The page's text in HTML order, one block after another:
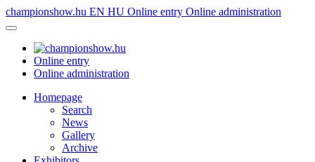
championshow.hu EN HU Online entry Online administration
Online entry
Online administration
Homepage
Search
News
Gallery
Archive